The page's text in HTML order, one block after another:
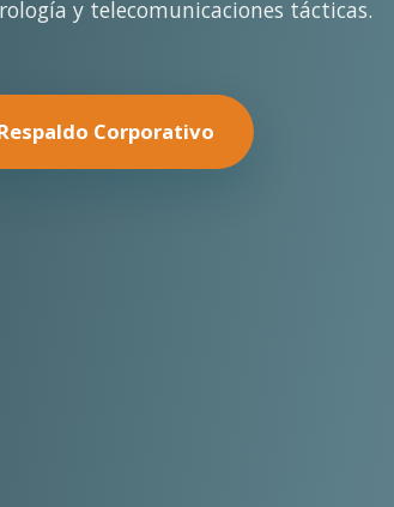
Nuestras Soluciones